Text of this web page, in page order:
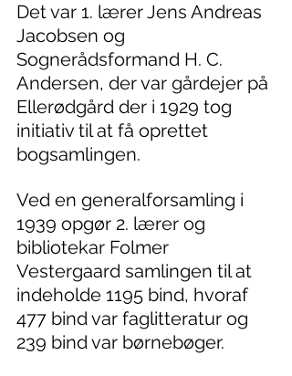
Det var 1. lærer Jens Andreas
Jacobsen og
Sognerådsformand H. C.
Andersen, der var gårdejer på
Ellerødgård der i 1929 tog
initiativ til at få oprettet
bogsamlingen.
Ved en generalforsamling i
1939 opgør 2. lærer og
bibliotekar Folmer
Vestergaard samlingen til at
indeholde 1195 bind, hvoraf
477 bind var faglitteratur og
239 bind var børnebøger.